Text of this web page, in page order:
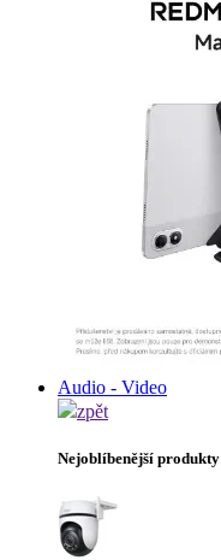
Audio - Video
zpět
Nejoblíbenější produkty